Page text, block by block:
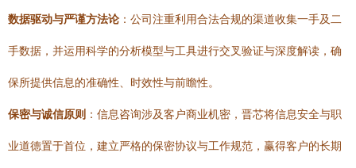
数据驱动与严谨方法论 ：公司注重利用合法合规的渠道收集一手及二
手数据，并运用科学的分析模型与工具进行交叉验证与深度解读，确
保所提供信息的准确性、时效性与前瞻性。
保密与诚信原则 ：信息咨询涉及客户商业机密，晋芯将信息安全与职
业道德置于首位，建立严格的保密协议与工作规范，赢得客户的长期